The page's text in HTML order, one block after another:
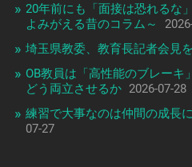
20年前にも「面接は恐れるな
よみがえる昔のコラム～
埼玉県教委、教育長記者会見
OB教員は「高性能のブレーキ
どう両立させるか 2026-07-28
練習で大事なのは仲間の成長
07-27